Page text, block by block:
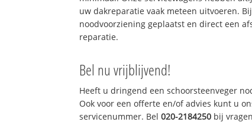
uw dakreparatie vaak meteen uitvoeren.
noodvoorziening geplaatst en direct een
reparatie.
Bel nu vrijblijvend!
Heeft u dringend een schoorsteenveger
Ook voor een offerte en/of advies kunt u
servicenummer. Bel020-2184250 bij